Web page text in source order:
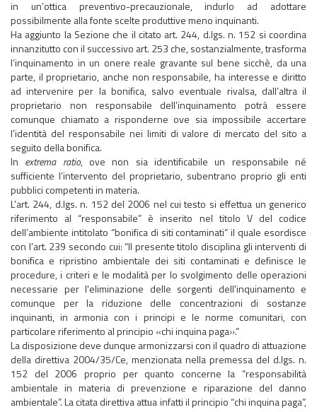
in un’ottica preventivo-precauzionale, indurlo ad adottare
possibilmente alla fonte scelte produttive meno inquinanti.
Ha aggiunto la Sezione che il citato art. 244, d.lgs. n. 152 si coordina
innanzitutto con il successivo art. 253 che, sostanzialmente, trasforma
l’inquinamento in un onere reale gravante sul bene sicchè, da una
parte, il proprietario, anche non responsabile, ha interesse e diritto
ad intervenire per la bonifica, salvo eventuale rivalsa, dall’altra il
proprietario non responsabile dell’inquinamento potrà essere
comunque chiamato a risponderne ove sia impossibile accertare
l’identità del responsabile nei limiti di valore di mercato del sito a
seguito della bonifica.
In extrema ratio, ove non sia identificabile un responsabile né
sufficiente l’intervento del proprietario, subentrano proprio gli enti
pubblici competenti in materia.
L’art. 244, d.lgs. n. 152 del 2006 nel cui testo si effettua un generico
riferimento al “responsabile” è inserito nel titolo V del codice
dell’ambiente intitolato “bonifica di siti contaminati” il quale esordisce
con l’art. 239 secondo cui: “Il presente titolo disciplina gli interventi di
bonifica e ripristino ambientale dei siti contaminati e definisce le
procedure, i criteri e le modalità per lo svolgimento delle operazioni
necessarie per l'eliminazione delle sorgenti dell'inquinamento e
comunque per la riduzione delle concentrazioni di sostanze
inquinanti, in armonia con i principi e le norme comunitari, con
particolare riferimento al principio «chi inquina paga››.”
La disposizione deve dunque armonizzarsi con il quadro di attuazione
della direttiva 2004/35/Ce, menzionata nella premessa del d.lgs. n.
152 del 2006 proprio per quanto concerne la “responsabilità
ambientale in materia di prevenzione e riparazione del danno
ambientale”. La citata direttiva attua infatti il principio “chi inquina paga”,